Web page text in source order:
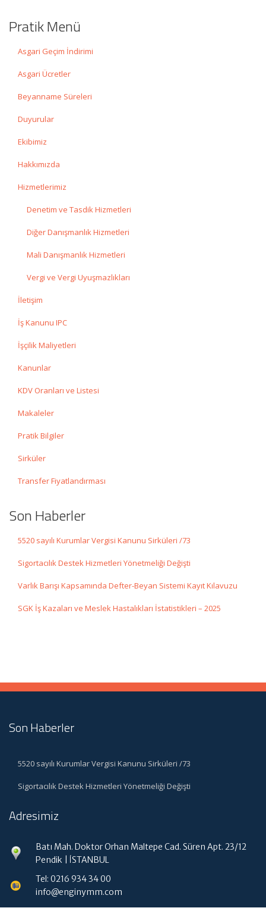
Pratik Menü
Asgari Geçim İndirimi
Asgari Ücretler
Beyanname Süreleri
Duyurular
Ekibimiz
Hakkımızda
Hizmetlerimiz
Denetim ve Tasdik Hizmetleri
Diğer Danışmanlık Hizmetleri
Mali Danışmanlık Hizmetleri
Vergi ve Vergi Uyuşmazlıkları
İletişim
İş Kanunu IPC
İşçilik Maliyetleri
Kanunlar
KDV Oranları ve Listesi
Makaleler
Pratik Bilgiler
Sirküler
Transfer Fiyatlandırması
Son Haberler
5520 sayılı Kurumlar Vergisi Kanunu Sirküleri /73
Sigortacılık Destek Hizmetleri Yönetmeliği Değişti
Varlık Barışı Kapsamında Defter-Beyan Sistemi Kayıt Kılavuzu
SGK İş Kazaları ve Meslek Hastalıkları İstatistikleri – 2025
Son Haberler
5520 sayılı Kurumlar Vergisi Kanunu Sirküleri /73
Sigortacılık Destek Hizmetleri Yönetmeliği Değişti
Adresimiz
Batı Mah. Doktor Orhan Maltepe Cad. Süren Apt. 23/12
Pendik | İSTANBUL
Tel: 0216 934 34 00
info@enginymm.com